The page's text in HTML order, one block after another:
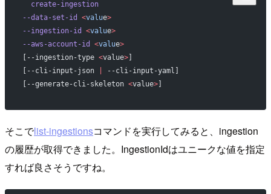
  create-ingestion
--data-set-id
<value>
--ingestion-id
<value>
--aws-account-id
<value>
[--ingestion-type <value>]
[--cli-input-json
--cli-input-yaml]
[--generate-cli-skeleton <value>]
そこでlist-ingestionsコマンドを実行してみると、ingestion
の履歴が取得できました。IngestionIdはユニークな値を指定
すれば良さそうですね。